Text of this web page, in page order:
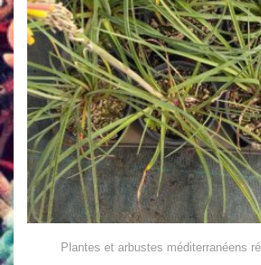
Plantes et arbustes méditerranéens